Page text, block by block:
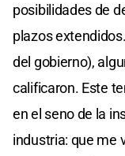
posibilidades de
plazos
del gobierno),
calificaron. Este
en el seno de la
industria: que me